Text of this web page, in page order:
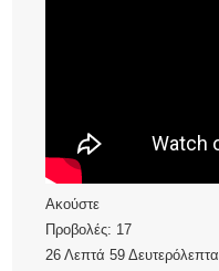
Ακούστε
Προβολές: 17
26 Λεπτά 59 Δευτερόλεπτα